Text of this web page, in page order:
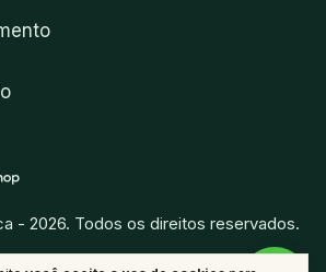
- 2026. Todos os direitos reservados.